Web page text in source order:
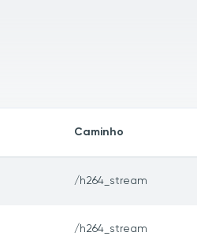
Caminho
/h264_stream
/h264_stream